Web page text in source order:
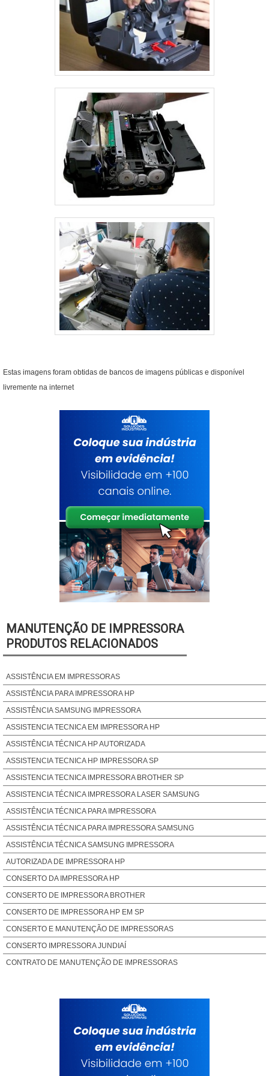
Estas imagens foram obtidas de bancos de imagens públicas e disponível
livremente na internet
MANUTENÇÃO DE IMPRESSORA
PRODUTOS RELACIONADOS
ASSISTÊNCIA EM IMPRESSORAS
ASSISTÊNCIA PARA IMPRESSORA HP
ASSISTÊNCIA SAMSUNG IMPRESSORA
ASSISTENCIA TECNICA EM IMPRESSORA HP
ASSISTÊNCIA TÉCNICA HP AUTORIZADA
ASSISTENCIA TECNICA HP IMPRESSORA SP
ASSISTENCIA TECNICA IMPRESSORA BROTHER SP
ASSISTENCIA TÉCNICA IMPRESSORA LASER SAMSUNG
ASSISTÊNCIA TÉCNICA PARA IMPRESSORA
ASSISTÊNCIA TÉCNICA PARA IMPRESSORA SAMSUNG
ASSISTÊNCIA TÉCNICA SAMSUNG IMPRESSORA
AUTORIZADA DE IMPRESSORA HP
CONSERTO DA IMPRESSORA HP
CONSERTO DE IMPRESSORA BROTHER
CONSERTO DE IMPRESSORA HP EM SP
CONSERTO E MANUTENÇÃO DE IMPRESSORAS
CONSERTO IMPRESSORA JUNDIAÍ
CONTRATO DE MANUTENÇÃO DE IMPRESSORAS
IMPRESSORAS HP ASSISTÊNCIA TÉCNICA AUTORIZADA
MANUTENÇÃO DA IMPRESSORA HP
MANUTENÇÃO DE IMPRESSORA A LASER
MANUTENÇÃO DE IMPRESSORA EM CAMPINAS